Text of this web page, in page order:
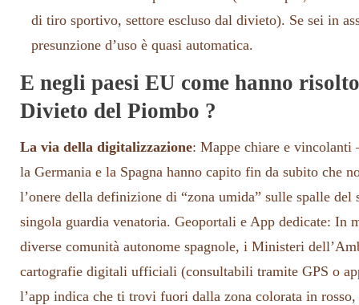
di tiro sportivo, settore escluso dal divieto). Se sei in
presunzione d’uso è quasi automatica.
E negli paesi EU come hanno
Divieto del Piombo ?
La via della digitalizzazione: Mappe chiare e vincolanti
la Germania e la Spagna hanno capito fin da subito che
l’onere della definizione di “zona umida” sulle spalle del
singola guardia venatoria. Geoportali e App dedicate: In
diverse comunità autonome spagnole, i Ministeri
cartografie digitali ufficiali (consultabili tramite GPS o
l’app indica che ti trovi fuori dalla zona colorata in